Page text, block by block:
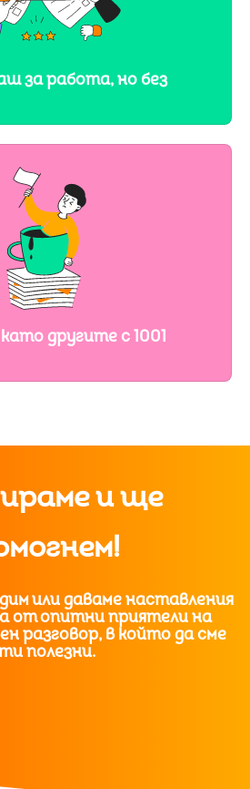
за работа, но без
другите с 1001
и ще
или даваме наставления
от опитни приятели на
разговор, в който да сме
полезни.